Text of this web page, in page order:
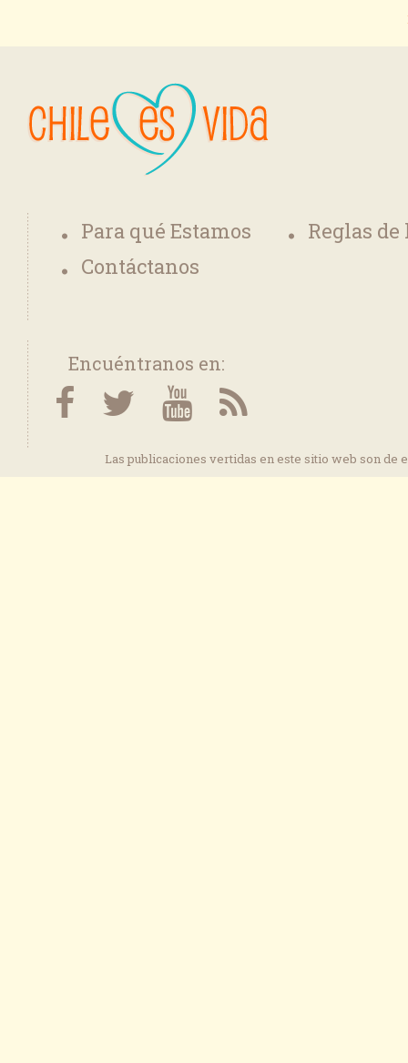
Para qué Estamos
Reglas
Contáctanos
Encuéntranos en:
Las publicaciones vertidas en este sitio web son de